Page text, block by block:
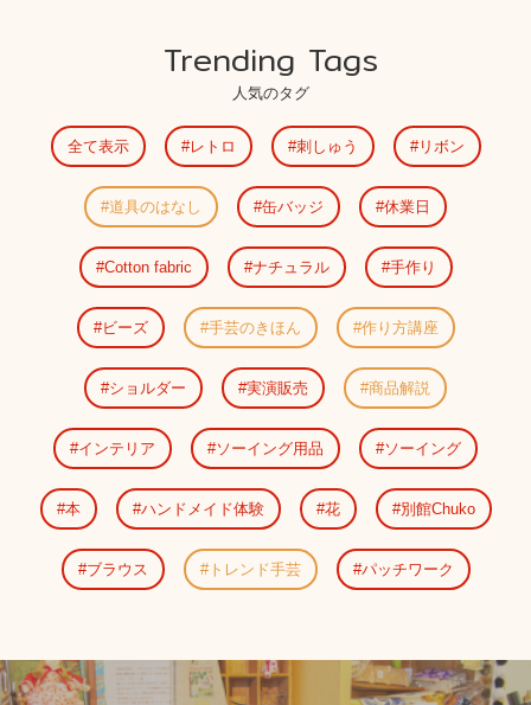
Trending Tags
人気のタグ
全て表示 レトロ 刺しゅう リボン
道具のはなし 缶バッジ 休業日
Cotton fabric ナチュラル 手作り
ビーズ 手芸のきほん 作り方講座
ショルダー 実演販売 商品解説
インテリア ソーイング用品 ソーイング
本 ハンドメイド体験 花 別館Chuko
ブラウス トレンド手芸 パッチワーク